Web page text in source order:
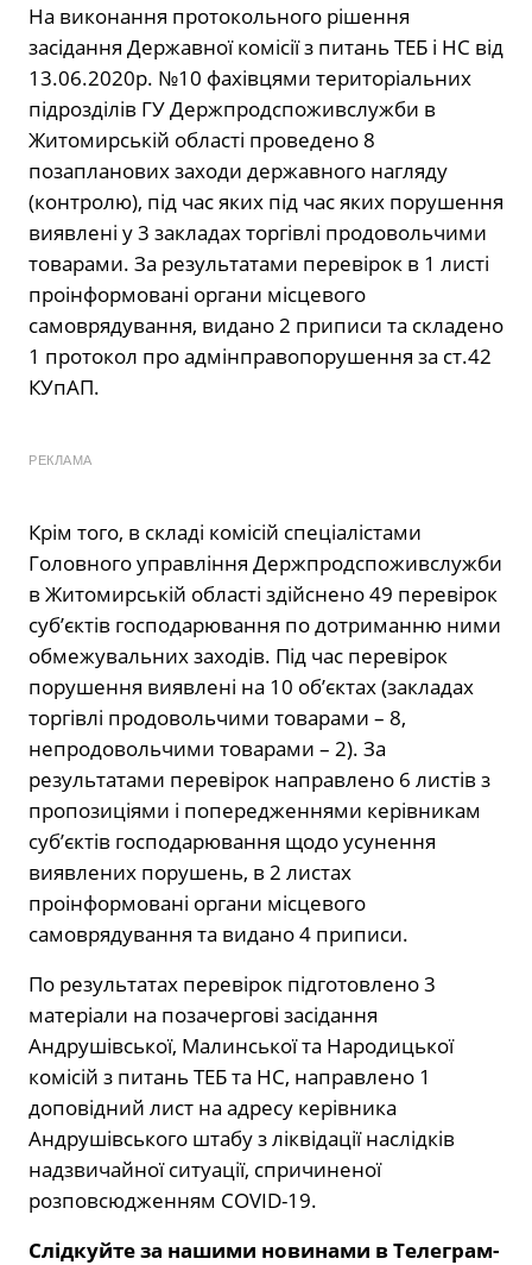
На виконання протокольного рішення
засідання Державної комісії з питань ТЕБ і НС від
13.06.2020р. №10 фахівцями територіальних
підрозділів ГУ Держпродспоживслужби в
Житомирській області проведено 8
позапланових заходи державного нагляду
(контролю), під час яких під час яких порушення
виявлені у 3 закладах торгівлі продовольчими
товарами. За результатами перевірок в 1 листі
проінформовані органи місцевого
самоврядування, видано 2 приписи та складено
1 протокол про адмінправопорушення за ст.42
КУпАП.
РЕКЛАМА
Крім того, в складі комісій спеціалістами
Головного управління Держпродспоживслужби
в Житомирській області здійснено 49 перевірок
суб’єктів господарювання по дотриманню ними
обмежувальних заходів. Під час перевірок
порушення виявлені на 10 об’єктах (закладах
торгівлі продовольчими товарами – 8,
непродовольчими товарами – 2). За
результатами перевірок направлено 6 листів з
пропозиціями і попередженнями керівникам
суб’єктів господарювання щодо усунення
виявлених порушень, в 2 листах
проінформовані органи місцевого
самоврядування та видано 4 приписи.
По результатах перевірок підготовлено 3
матеріали на позачергові засідання
Андрушівської, Малинської та Народицької
комісій з питань ТЕБ та НС, направлено 1
доповідний лист на адресу керівника
Андрушівського штабу з ліквідації наслідків
надзвичайної ситуації, спричиненої
розповсюдженням COVID-19.
Слідкуйте за нашими новинами в Телеграм-